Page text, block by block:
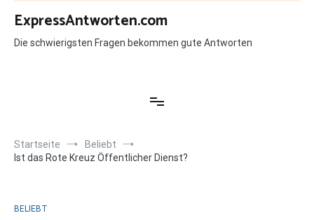
Zum
Inhalt
springen
ExpressAntworten.com
Die schwierigsten Fragen bekommen gute Antworten
Startseite
Beliebt
Ist das Rote Kreuz Öffentlicher Dienst?
BELIEBT